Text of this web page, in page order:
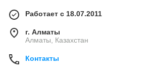
Работает с 18.07.2011
г. Алматы
Алматы, Казахстан
Контакты